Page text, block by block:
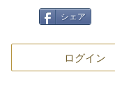
シェア
ログイン